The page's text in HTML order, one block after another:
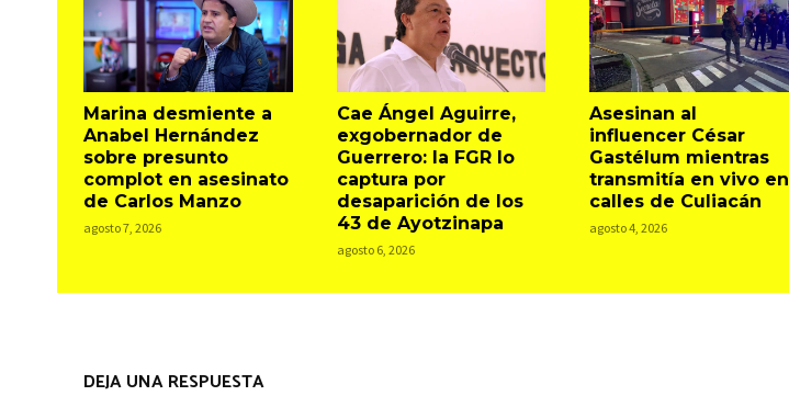
Marina desmiente a
Anabel Hernández
sobre presunto
complot en asesinato
de Carlos Manzo
agosto 7, 2026
Cae Ángel Aguirre,
exgobernador de
Guerrero: la FGR lo
captura por
desaparición de los
43 de Ayotzinapa
agosto 6, 2026
Asesinan al
influencer César
Gastélum mientras
transmitía en vivo en
calles de Culiacán
agosto 4, 2026
DEJA UNA RESPUESTA